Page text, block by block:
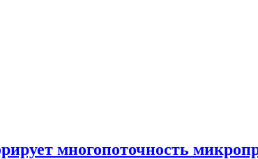
многопоточность